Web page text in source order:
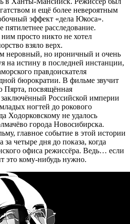
и ещё более невероятным
эффект «дела Юкоса».
расследование.
просто никто не хотел
взяло верх.
неровный, но ироничный и очень
на истину в последней инстанции,
правдоискателя
бюрократии. В фильме звучит
Пярта, посвящённая
Российской империи
ногтей до рокового
Ходорковскому не удалось
города Новосибирска.
главное событие в этой истории
четыре дня до показа, когда
офиса режиссёра. Ведь… если
это кому-нибудь нужно.